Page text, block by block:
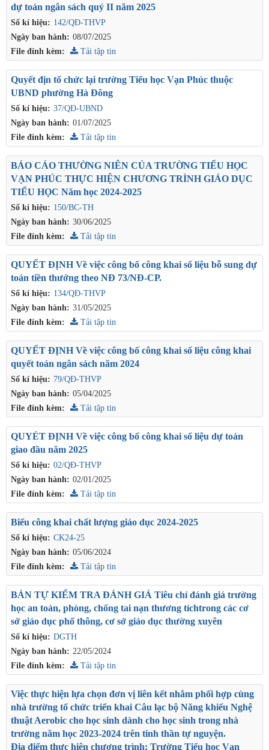
Số kí hiệu: 142/QĐ-THVP
Ngày ban hành: 08/07/2025
dự toán ngân sách quý II năm 2025
File đính kèm: Tải tập tin
Số kí hiệu: 37/QĐ-UBND
Ngày ban hành: 01/07/2025
Quyết địn tổ chức lại trường Tiểu học Vạn Phúc thuộc
UBND phường Hà Đông
File đính kèm: Tải tập tin
Số kí hiệu: 150/BC-TH
Ngày ban hành: 30/06/2025
BÁO CÁO THƯỜNG NIÊN CỦA TRƯỜNG TIỂU HỌC
VẠN PHÚC THỰC HIỆN CHƯƠNG TRÌNH GIÁO DỤC
TIỂU HỌC Năm học 2024-2025
File đính kèm: Tải tập tin
Số kí hiệu: 134/QĐ-THVP
Ngày ban hành: 31/05/2025
QUYẾT ĐỊNH Về việc công bố công khai số liệu bỗ sung dự
toán tiền thưởng theo NĐ 73/NĐ-СР.
File đính kèm: Tải tập tin
Số kí hiệu: 79/QĐ-THVP
Ngày ban hành: 05/04/2025
QUYẾT ĐỊNH Về việc công bố công khai số liệu công khai
quyết toán ngân sách năm 2024
File đính kèm: Tải tập tin
Số kí hiệu: 02/QĐ-THVP
Ngày ban hành: 02/01/2025
QUYÉT ĐỊNH Về việc công bố công khai số liệu dự toán
giao đầu năm 2025
File đính kèm: Tải tập tin
Số kí hiệu: CK24-25
Ngày ban hành: 05/06/2024
Biểu công khai chất lượng giáo dục 2024-2025
File đính kèm: Tải tập tin
Số kí hiệu: DGTH
Ngày ban hành: 22/05/2024
BẢN TỰ KIỂM TRA ĐÁNH GIÁ Tiêu chí đánh giá trường
học an toàn, phòng, chống tai nạn thương tíchtrong các cơ
sở giáo dục phổ thông, cơ sở giáo dục thường xuyên
File đính kèm: Tải tập tin
Việc thực hiện lựa chọn đơn vị liên kết nhằm phối hợp cùng
nhà trường tổ chức triển khai Câu lạc bộ Năng khiếu Nghệ
thuật Aerobic cho học sinh dành cho học sinh trong nhà
trường năm học 2023-2024 trên tinh thần tự nguyện.
Địa điểm thực hiện chương trình: Trường Tiểu học Vạn